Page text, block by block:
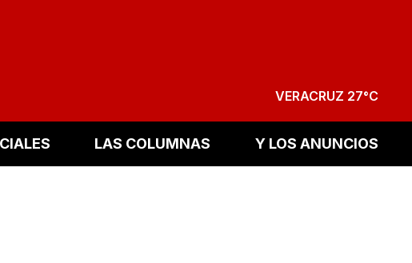
VERACRUZ 27°C
LAS COLUMNAS Y LOS ANUNCIOS